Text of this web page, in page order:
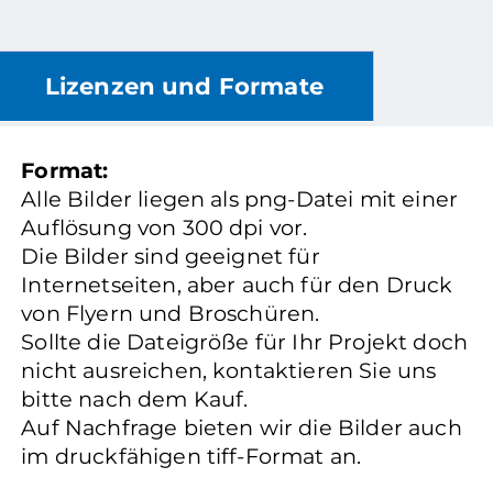
Lizenzen und Formate
Format:
Alle Bilder liegen als png-Datei mit einer
Auflösung von 300 dpi vor.
Die Bilder sind geeignet für
Internetseiten, aber auch für den Druck
von Flyern und Broschüren.
Sollte die Dateigröße für Ihr Projekt doch
nicht ausreichen, kontaktieren Sie uns
bitte nach dem Kauf.
Auf Nachfrage bieten wir die Bilder auch
im druckfähigen tiff-Format an.